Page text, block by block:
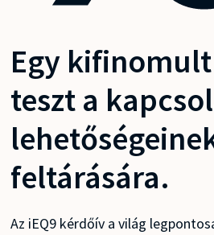
Egy
teszt a
feltárására.
Az iEQ9 kérdőív a világ